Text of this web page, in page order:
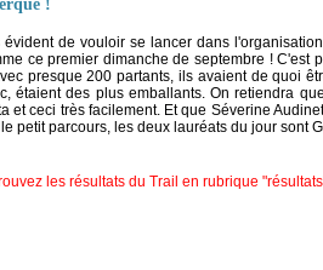
!
évident de vouloir se lancer dans
ce premier dimanche de septembre ! C'est
presque 200 partants, ils avaient de quoi
étaient des plus emballants. On retiendra
et ceci très facilement. Et que Séverine
petit parcours, les deux lauréats du jour sont
les résultats du Trail en rubrique